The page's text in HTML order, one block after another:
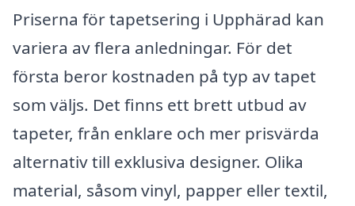
Priserna för tapetsering i Upphärad kan
variera av flera anledningar. För det
första beror kostnaden på typ av tapet
som väljs. Det finns ett brett utbud av
tapeter, från enklare och mer prisvärda
alternativ till exklusiva designer. Olika
material, såsom vinyl, papper eller textil,